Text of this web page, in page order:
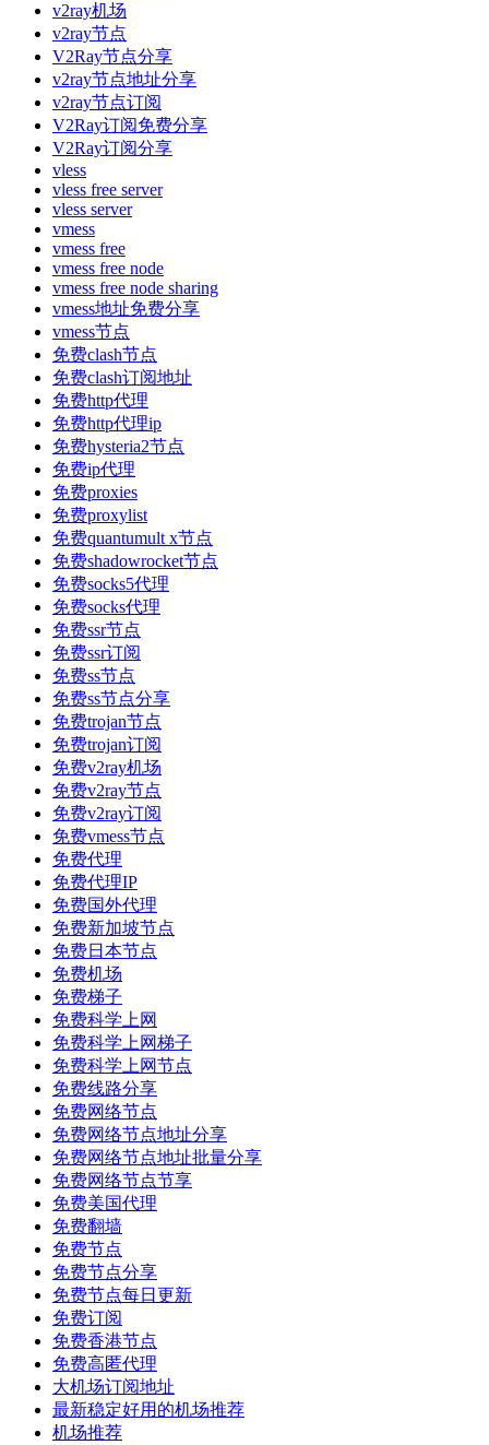
v2ray机场
v2ray节点
V2Ray节点分享
v2ray节点地址分享
v2ray节点订阅
V2Ray订阅免费分享
V2Ray订阅分享
vless
vless free server
vless server
vmess
vmess free
vmess free node
vmess free node sharing
vmess地址免费分享
vmess节点
免费clash节点
免费clash订阅地址
免费http代理
免费http代理ip
免费hysteria2节点
免费ip代理
免费proxies
免费proxylist
免费quantumult x节点
免费shadowrocket节点
免费socks5代理
免费socks代理
免费ssr节点
免费ssr订阅
免费ss节点
免费ss节点分享
免费trojan节点
免费trojan订阅
免费v2ray机场
免费v2ray节点
免费v2ray订阅
免费vmess节点
免费代理
免费代理IP
免费国外代理
免费新加坡节点
免费日本节点
免费机场
免费梯子
免费科学上网
免费科学上网梯子
免费科学上网节点
免费线路分享
免费网络节点
免费网络节点地址分享
免费网络节点地址批量分享
免费网络节点节享
免费美国代理
免费翻墙
免费节点
免费节点分享
免费节点每日更新
免费订阅
免费香港节点
免费高匿代理
大机场订阅地址
最新稳定好用的机场推荐
机场推荐